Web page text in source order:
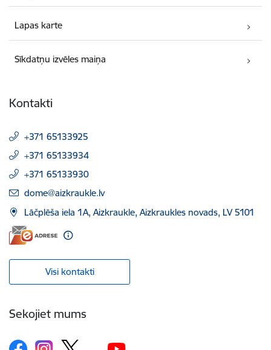
Lapas karte
Sīkdatņu izvēles maiņa
Kontakti
+371 65133925
+371 65133934
+371 65133930
E-pasts:
dome@aizkraukle.lv
Lāčplēša iela 1A, Aizkraukle, Aizkraukles novads, LV 5101
Visi kontakti
Sekojiet mums